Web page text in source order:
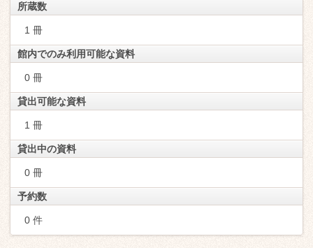
所蔵数
1 冊
館内でのみ利用可能な資料
0 冊
貸出可能な資料
1 冊
貸出中の資料
0 冊
予約数
0 件